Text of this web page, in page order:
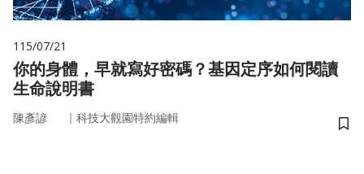
115/07/21
你的身體，早就寫好密碼？基因定序如何閱讀
生命說明書
陳彥諺 ｜ 科技大觀園特約編輯
儲